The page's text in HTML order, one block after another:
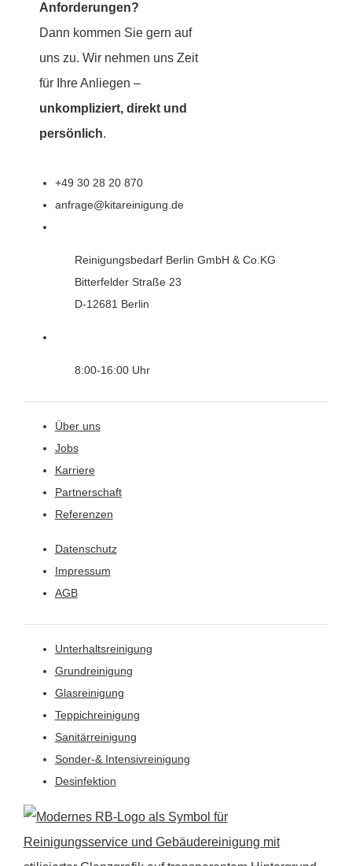
Anforderungen?
Dann kommen Sie gern auf
uns zu. Wir nehmen uns Zeit
für Ihre Anliegen –
unkompliziert, direkt und
persönlich.
+49 30 28 20 870
anfrage@kitareinigung.de
Reinigungsbedarf Berlin GmbH & Co.KG
Bitterfelder Straße 23
D-12681 Berlin
8:00-16:00 Uhr
Über uns
Jobs
Karriere
Partnerschaft
Referenzen
Datenschutz
Impressum
AGB
Unterhaltsreinigung
Grundreinigung
Glasreinigung
Teppichreinigung
Sanitärreinigung
Sonder-& Intensivreinigung
Desinfektion